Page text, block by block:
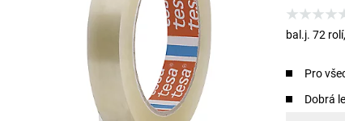
bal.j. 72
Pro
Dobrá